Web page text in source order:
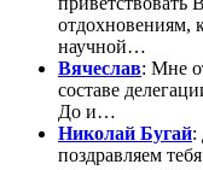
отдохновениям,
научной…
Вячеслав: Мне
составе
До и…
Николай Бугай:
поздравляем